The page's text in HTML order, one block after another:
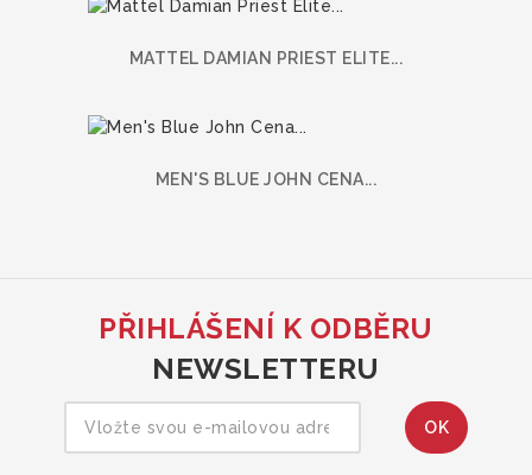
MATTEL DAMIAN PRIEST ELITE...
MEN'S BLUE JOHN CENA...
PŘIHLÁŠENÍ K ODBĚRU
NEWSLETTERU